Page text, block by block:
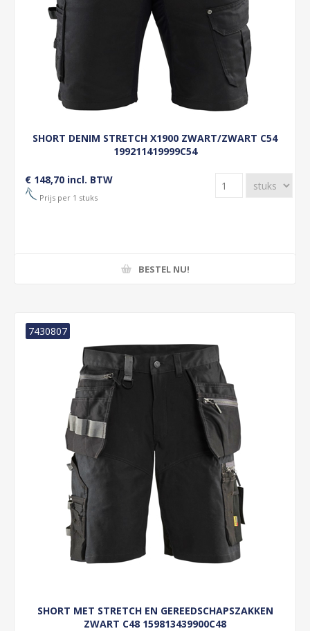
SHORT DENIM STRETCH X1900 ZWART/ZWART C54
199211419999C54
€ 148,70 incl. BTW
Prijs per 1 stuks
BESTEL NU!
SHORT MET STRETCH EN GEREEDSCHAPSZAKKEN
ZWART C48 159813439900C48
7430807